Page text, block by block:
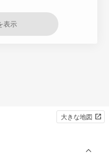
表示
大きな地図